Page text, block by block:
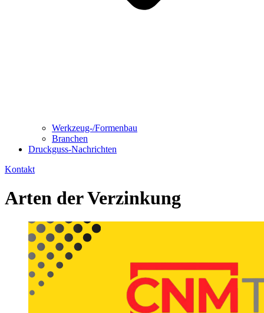
Werkzeug-/Formenbau
Branchen
Druckguss-Nachrichten
Kontakt
Arten der Verzinkung